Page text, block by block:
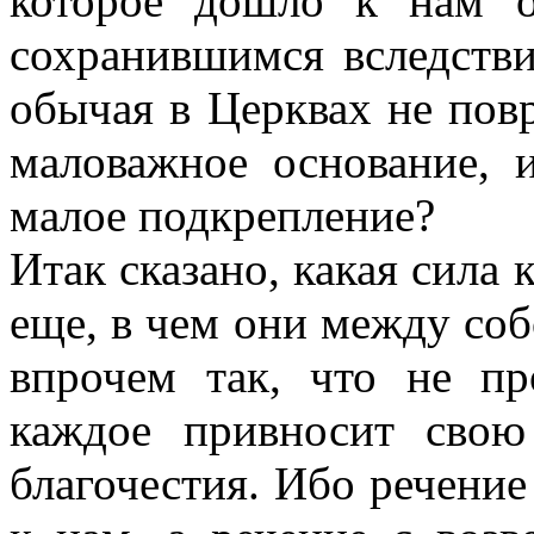
сохранившимся
обычая в Церквах не
маловажное основание,
малое подкрепление?
Итак сказано, какая
еще, в чем они между
впрочем так, что не
каждое привносит
благочестия. Ибо